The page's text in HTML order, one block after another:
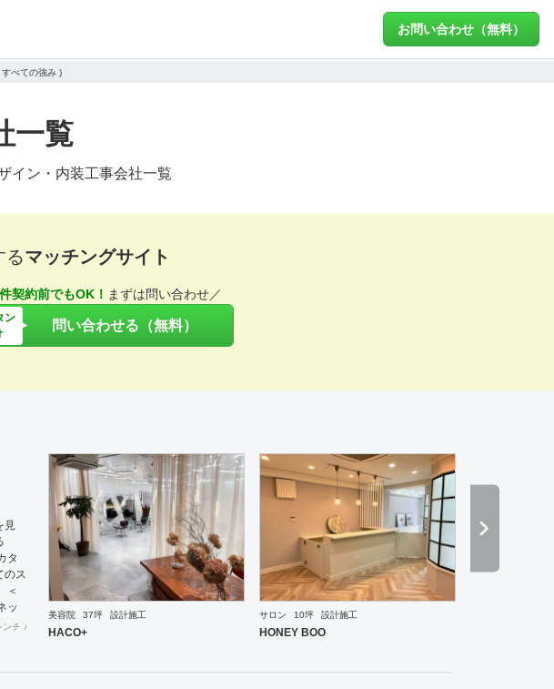
お問い合わせ（無料）
べての強み )
一覧
イン・内装工事会社一覧
るマッチングサイト
契約前でもOK！ まずは問い合わせ／
ン 問い合わせる（無料）
見
タ
のス
＜
ッ
が、
可能
ンチ カフェ・パン・ケーキ 和食・寿司 焼肉・中華料理・韓国料理
美容院 37坪 設計施工
HACO+
サロン 10坪 設計施工
HONEY BOO